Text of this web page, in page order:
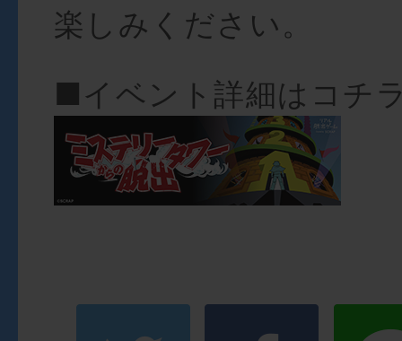
楽しみください。
■イベント詳細はコチ